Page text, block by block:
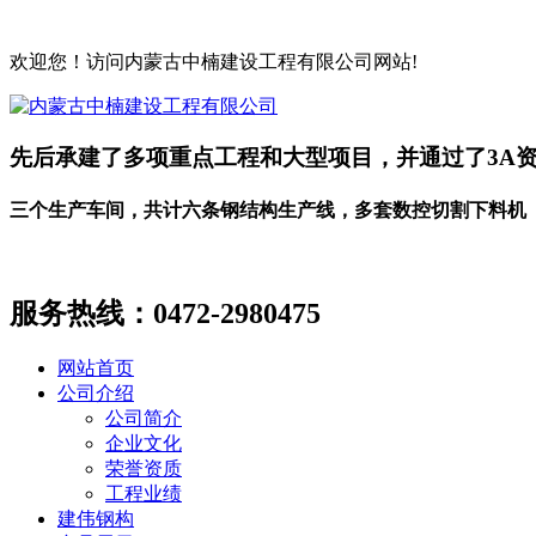
欢迎您！访问内蒙古中楠建设工程有限公司网站!
先后承建了多项重点工程和大型项目，并通过了3A
三个生产车间，共计六条钢结构生产线，多套数控切割下料机
服务热线： 0472-2980475
网站首页
公司介绍
公司简介
企业文化
荣誉资质
工程业绩
建伟钢构